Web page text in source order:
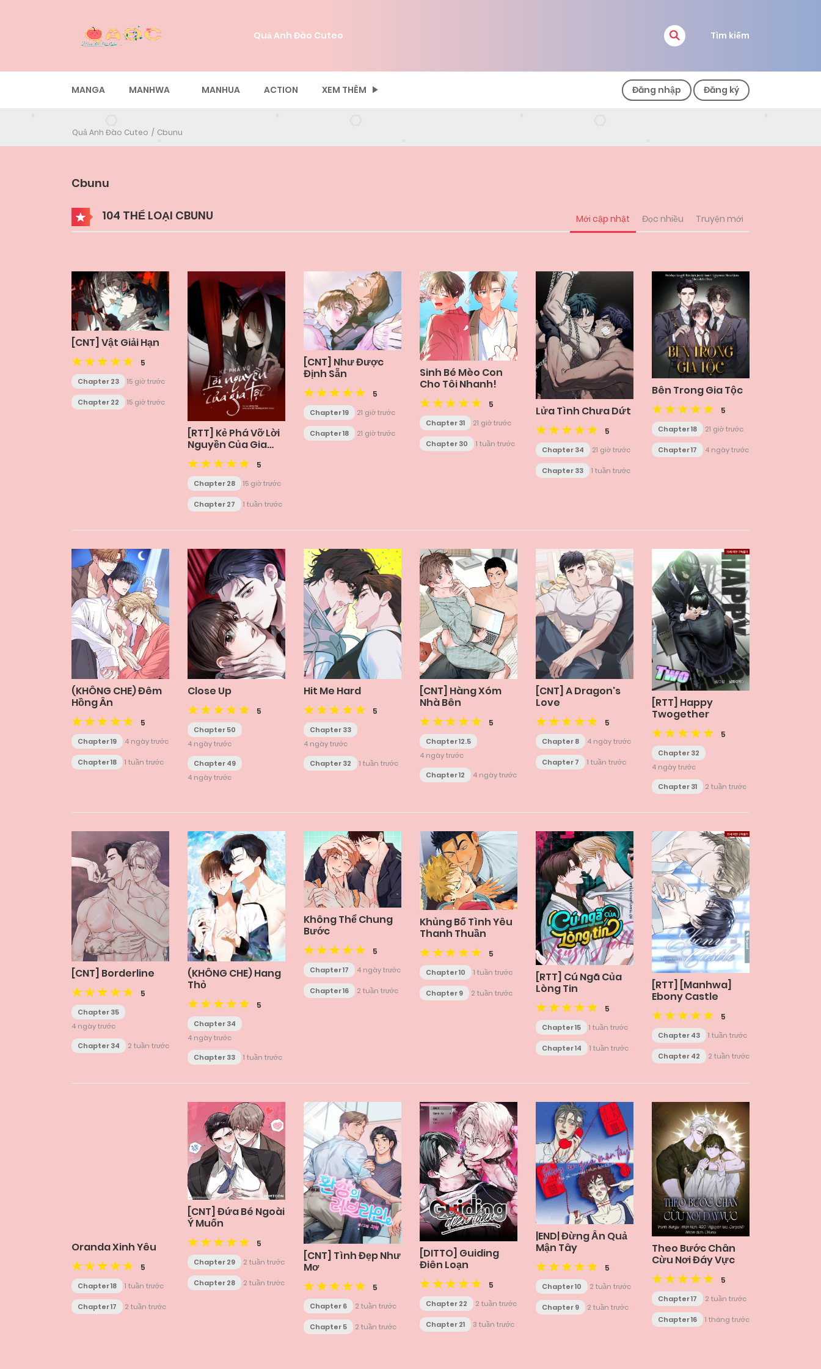
Quả Anh Đào Cuteo Tìm kiếm
MANGA MANHWA MANHUA ACTION XEM THÊM Đăng nhập Đăng ký
Quả Anh Đào Cuteo Cbunu
Cbunu
104 THỂ LOẠI CBUNU Mới cập nhật Đọc nhiều Truyện mới
[CNT] Vật Giải Hạn
5
Chapter 23 15 giờ trước
Chapter 22 15 giờ trước
[RTT] Kẻ Phá Vỡ Lời
Nguyền Của Gia
Tộc
5
Chapter 28 15 giờ trước
Chapter 27 1 tuần trước
[CNT] Như Được
Định Sẵn
5
Chapter 19 21 giờ trước
Chapter 18 21 giờ trước
Sinh Bé Mèo Con
Cho Tôi Nhanh!
5
Chapter 31 21 giờ trước
Chapter 30 1 tuần trước
Lửa Tình Chưa Dứt
5
Chapter 34 21 giờ trước
Chapter 33 1 tuần trước
Bên Trong Gia Tộc
5
Chapter 18 21 giờ trước
Chapter 17 4 ngày trước
(KHÔNG CHE) Đêm
Hồng Ân
5
Chapter 19 4 ngày trước
Chapter 18 1 tuần trước
Close Up
5
Chapter 50
4 ngày trước
Chapter 49
4 ngày trước
Hit Me Hard
5
Chapter 33
4 ngày trước
Chapter 32
1 tuần trước
[CNT] Hàng Xóm
Nhà Bên
5
Chapter 12.5
4 ngày trước
Chapter 12
4 ngày trước
[CNT] A Dragon's
Love
5
Chapter 8 4 ngày trước
Chapter 7 1 tuần trước
[RTT] Happy
Twogether
5
Chapter 32
4 ngày trước
Chapter 31
2 tuần trước
[CNT] Borderline
5
Chapter 35
4 ngày trước
Chapter 34
2 tuần trước
(KHÔNG CHE) Hang
Thỏ
5
Chapter 34
4 ngày trước
Chapter 33
1 tuần trước
Không Thể Chung
Bước
5
Chapter 17 4 ngày trước
Chapter 16 2 tuần trước
Khủng Bố Tình Yêu
Thanh Thuần
5
Chapter 10 1 tuần trước
Chapter 9 2 tuần trước
[RTT] Cú Ngã Của
Lòng Tin
5
Chapter 15 1 tuần trước
Chapter 14 1 tuần trước
[RTT] [Manhwa]
Ebony Castle
5
Chapter 43 1 tuần trước
Chapter 42 2 tuần trước
Oranda Xinh Yêu
5
Chapter 18 1 tuần trước
Chapter 17 2 tuần trước
[CNT] Đứa Bé Ngoài
Ý Muốn
5
Chapter 29 2 tuần trước
Chapter 28 2 tuần trước
[CNT] Tình Đẹp Như
Mơ
5
Chapter 6 2 tuần trước
Chapter 5 2 tuần trước
[DITTO] Guiding
Điên Loạn
5
Chapter 22 2 tuần trước
Chapter 21 3 tuần trước
|END| Đừng Ấn Quả
Mận Tây
5
Chapter 10 2 tuần trước
Chapter 9 2 tuần trước
Theo Bước Chân
Cừu Nơi Đáy Vực
5
Chapter 17 2 tuần trước
Chapter 16 1 tháng trước